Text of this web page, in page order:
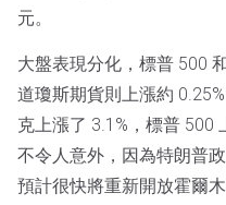
元。
大盤表現分化，標普 500
道瓊斯期貨則上漲約
克上漲了 3.1%，標普 500
不令人意外，因為特朗普
預計很快將重新開放霍爾